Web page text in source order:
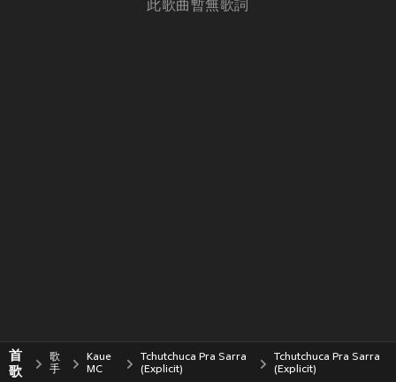
此歌曲暫無歌詞
首
歌
歌
手
Kaue
MC
Tchutchuca Pra Sarra
(Explicit)
Tchutchuca Pra Sarra
(Explicit)